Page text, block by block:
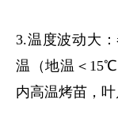
3.温度波动大
温（地温＜ 15℃
内高温烤苗，叶